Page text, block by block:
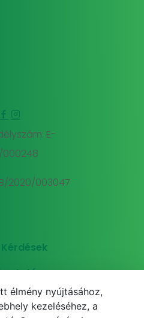
E-
000248
2020/003047
élmény nyújtásához,
kezeléséhez, a